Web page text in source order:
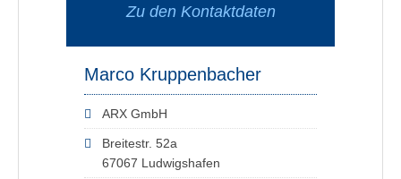
Zu den Kontaktdaten
Marco Kruppenbacher
ARX GmbH
Breitestr. 52a
67067 Ludwigshafen